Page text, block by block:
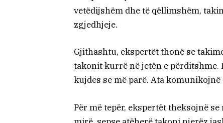
vetëdijshëm dhe të qëllimshëm,
zgjedhjeje.
Gjithashtu, ekspertët thonë se
takonit kurrë në jetën e përditshme.
kujdes se më parë. Ata
Për më tepër, ekspertët theksojnë